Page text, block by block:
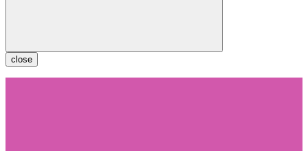
close